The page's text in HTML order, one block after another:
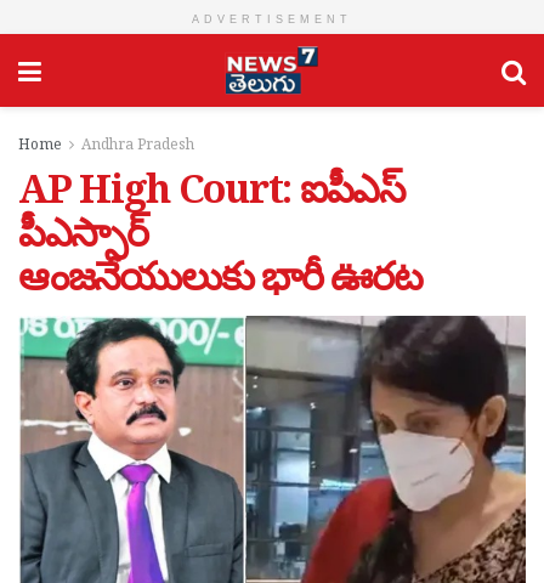
ADVERTISEMENT
Home Andhra Pradesh
AP High Court: ఐపీఎస్
పీఎస్సార్
ఆంజనేయులుకు భారీ ఊరట